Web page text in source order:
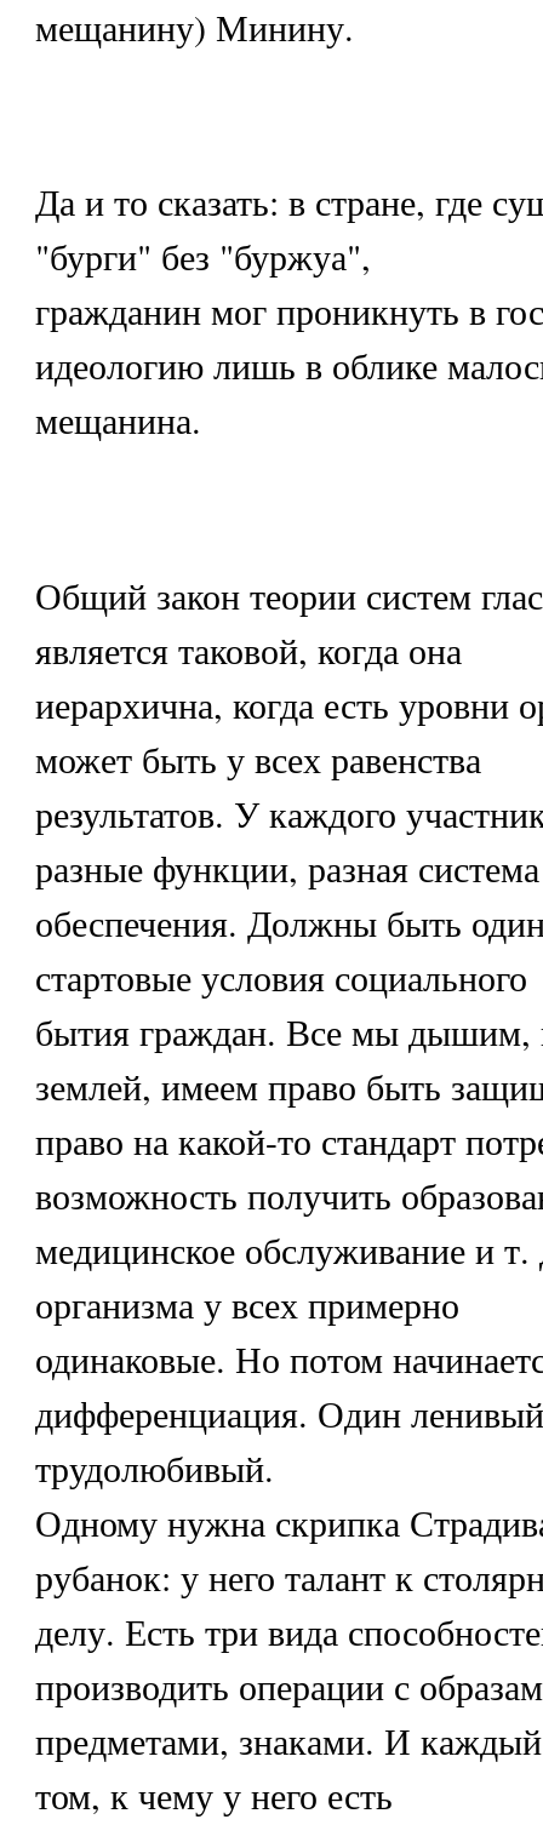
мещанину) Минину.
Да и то сказать: в стране, где
"бурги" без "буржуа",
гражданин мог проникнуть в
идеологию лишь в облике
мещанина.
Общий закон теории систем
является таковой, когда она
иерархична, когда есть уровни
может быть у всех равенства
результатов. У каждого
разные функции, разная система
обеспечения. Должны быть
стартовые условия социального
бытия граждан. Все мы дышим,
землей, имеем право быть
право на какой-то стандарт
возможность получить
медицинское обслуживание и
организма у всех примерно
одинаковые. Но потом
дифференциация. Один
трудолюбивый.
Одному нужна скрипка
рубанок: у него талант к
делу. Есть три вида
производить операции с
предметами, знаками. И каждый
том, к чему у него есть